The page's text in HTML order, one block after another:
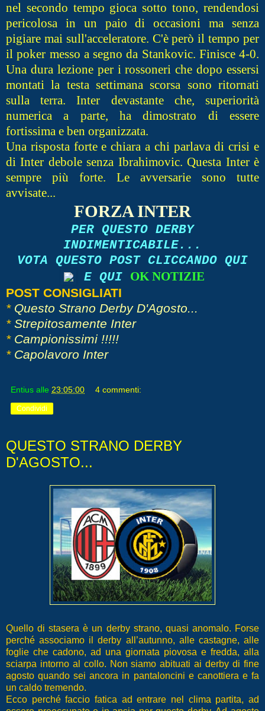
nel secondo tempo gioca sotto tono, rendendosi
pericolosa in un paio di occasioni ma senza
pigiare mai sull'acceleratore. C'è però il tempo per
il poker messo a segno da Stankovic. Finisce 4-0.
Una dura lezione per i rossoneri che dopo essersi
montati la testa settimana scorsa sono ritornati
sulla terra. Inter devastante che, superiorità
numerica a parte, ha dimostrato di essere
fortissima e ben organizzata.
Una risposta forte e chiara a chi parlava di crisi e
di Inter debole senza Ibrahimovic. Questa Inter è
sempre più forte. Le avversarie sono tutte
avvisate...
FORZA INTER
PER QUESTO DERBY
INDIMENTICABILE...
VOTA QUESTO POST CLICCANDO QUI
E QUI
OK NOTIZIE
POST CONSIGLIATI
* Questo Strano Derby D'Agosto...
* Strepitosamente Inter
* Campionissimi !!!!!
* Capolavoro Inter
Entius alle 23:05:00 4 commenti:
Condividi
QUESTO STRANO DERBY
D'AGOSTO...
Quello di stasera è un derby strano, quasi anomalo. Forse
perché associamo il derby all’autunno, alle castagne, alle
foglie che cadono, ad una giornata piovosa e fredda, alla
sciarpa intorno al collo. Non siamo abituati ai derby di fine
agosto quando sei ancora in pantaloncini e canottiera e fa
un caldo tremendo.
Ecco perché faccio fatica ad entrare nel clima partita, ad